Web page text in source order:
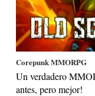
Corepunk MMORPG
Un verdadero
antes, pero mejor!